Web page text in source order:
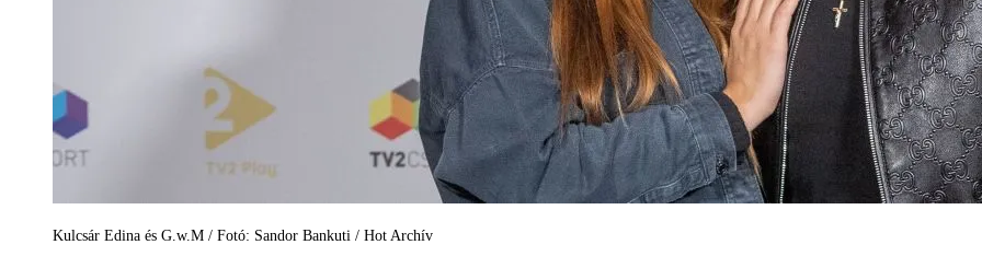
Kulcsár Edina és G.w.M / Fotó: Sandor Bankuti / Hot Archív